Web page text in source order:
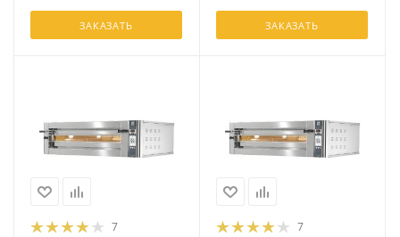
ЗАКАЗАТЬ ЗАКАЗАТЬ
7 7